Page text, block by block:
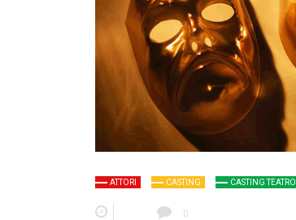
ATTORI CASTING CASTING TEATRO
0